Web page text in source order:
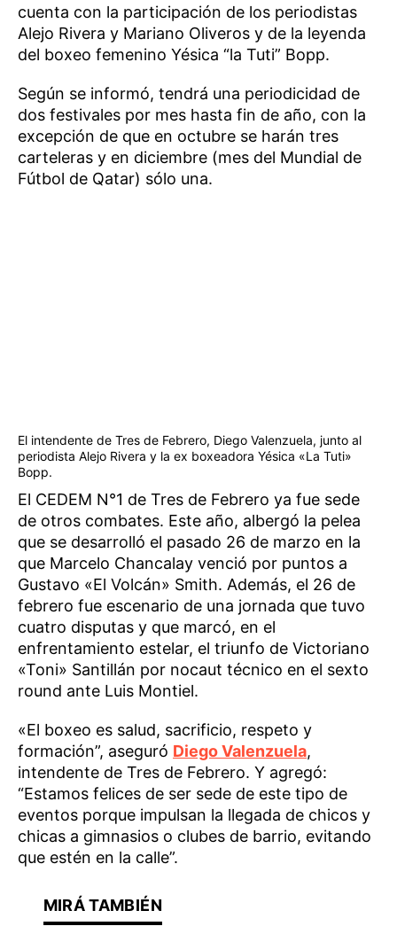
cuenta con la participación de los periodistas
Alejo Rivera y Mariano Oliveros y de la leyenda
del boxeo femenino Yésica “la Tuti” Bopp.
Según se informó, tendrá una periodicidad de
dos festivales por mes hasta fin de año, con la
excepción de que en octubre se harán tres
carteleras y en diciembre (mes del Mundial de
Fútbol de Qatar) sólo una.
El intendente de Tres de Febrero, Diego Valenzuela, junto al
periodista Alejo Rivera y la ex boxeadora Yésica «La Tuti»
Bopp.
El CEDEM N°1 de Tres de Febrero ya fue sede
de otros combates. Este año, albergó la pelea
que se desarrolló el pasado 26 de marzo en la
que Marcelo Chancalay venció por puntos a
Gustavo «El Volcán» Smith. Además, el 26 de
febrero fue escenario de una jornada que tuvo
cuatro disputas y que marcó, en el
enfrentamiento estelar, el triunfo de Victoriano
«Toni» Santillán por nocaut técnico en el sexto
round ante Luis Montiel.
«El boxeo es salud, sacrificio, respeto y
formación”, aseguró Diego Valenzuela,
intendente de Tres de Febrero. Y agregó:
“Estamos felices de ser sede de este tipo de
eventos porque impulsan la llegada de chicos y
chicas a gimnasios o clubes de barrio, evitando
que estén en la calle”.